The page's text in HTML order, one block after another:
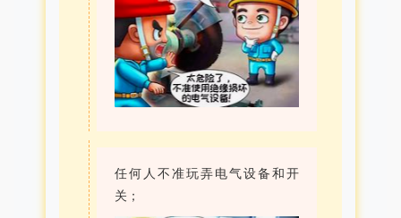
任何人不准玩弄电气设备和开
关；